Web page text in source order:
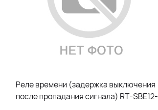
Реле времени (задержка выключения
после пропадания сигнала) RT-SBE12-